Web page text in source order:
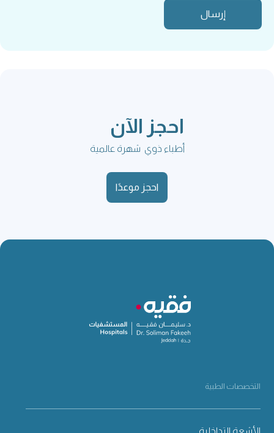
احجز الآن
أطباء ذوي شهرة عالمية
احجز موعدًا
التخصصات الطبية
الأشعة التداخلية